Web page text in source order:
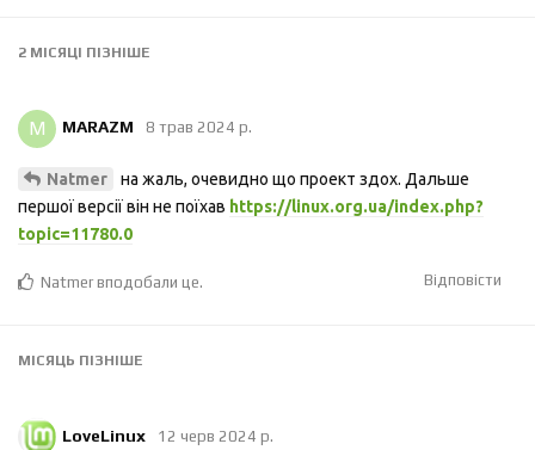
2 МІСЯЦІ ПІЗНІШЕ
M MARAZM 8 трав 2024 р.
Natmer
на жаль, очевидно що проект здох. Дальше
першої версії він не поїхав https://linux.org.ua/index.php?
topic=11780.0
Відповісти
Natmerвподобали це.
МІСЯЦЬ ПІЗНІШЕ
LoveLinux 12 черв 2024 р.